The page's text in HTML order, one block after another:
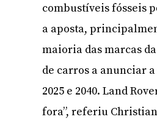
combustíveis fósseis
a aposta,
maioria das marcas
de carros a anunciar
2025 e 2040. Land
fora”, referiu